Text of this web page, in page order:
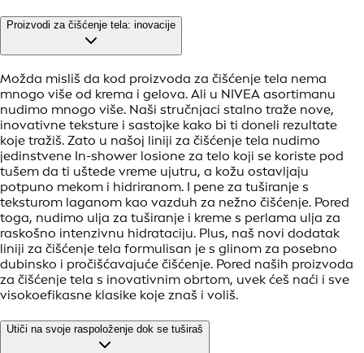
Proizvodi za čišćenje tela: inovacije
Možda misliš da kod proizvoda za čišćenje tela nema
mnogo više od krema i gelova. Ali u NIVEA asortimanu
nudimo mnogo više. Naši stručnjaci stalno traže nove,
inovativne teksture i sastojke kako bi ti doneli rezultate
koje tražiš. Zato u našoj liniji za čišćenje tela nudimo
jedinstvene In-shower losione za telo koji se koriste pod
tušem da ti uštede vreme ujutru, a kožu ostavljaju
potpuno mekom i hidriranom. I pene za tuširanje s
teksturom laganom kao vazduh za nežno čišćenje. Pored
toga, nudimo ulja za tuširanje i kreme s perlama ulja za
raskošno intenzivnu hidrataciju. Plus, naš novi dodatak
liniji za čišćenje tela formulisan je s glinom za posebno
dubinsko i pročišćavajuće čišćenje. Pored naših proizvoda
za čišćenje tela s inovativnim obrtom, uvek ćeš naći i sve
visokoefikasne klasike koje znaš i voliš.
Utiči na svoje raspoloženje dok se tuširaš